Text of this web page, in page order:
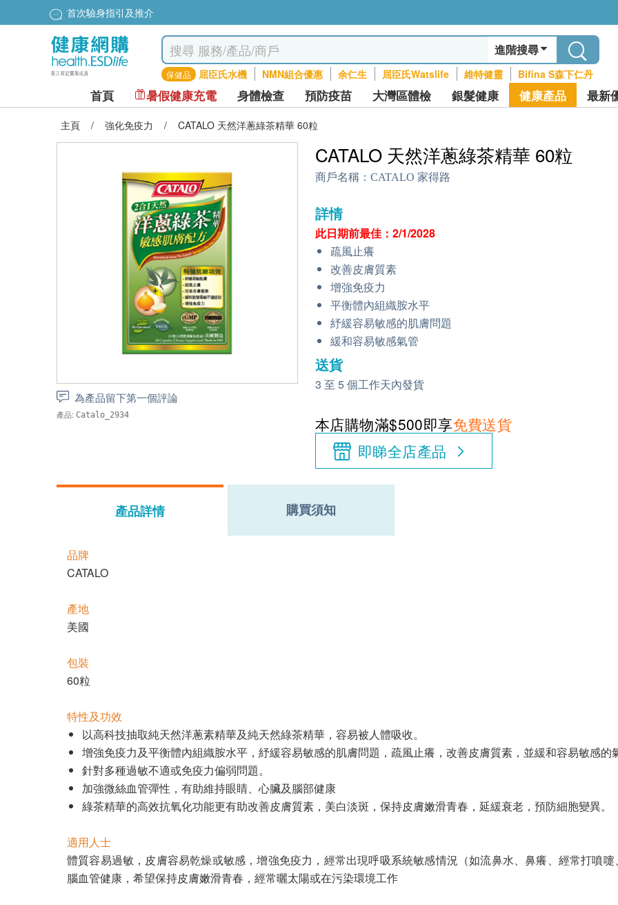
首次驗身指引及推介
進階搜尋
保健品 屈臣氏水機 NMN組合優惠 余仁生 屈臣氏Watslife 維特健靈 Bifina S森下仁丹
首頁 暑假健康充電 身體檢查 預防疫苗 大灣區體檢 銀髮健康 健康產品 最新
主頁 / 強化免疫力 / CATALO 天然洋蔥綠茶精華 60粒
為產品留下第一個評論
產品: Catalo_2934
CATALO 天然洋蔥綠茶精華 60粒
商戶名稱： CATALO 家得路
詳情
此日期前最佳：2/1/2028
疏風止癢
改善皮膚質素
增強免疫力
平衡體內組織胺水平
紓緩容易敏感的肌膚問題
緩和容易敏感氣管
送貨
3 至 5 個工作天內發貨
本店購物滿$500即享免費送貨
即睇全店產品
產品詳情 購買須知
品牌
CATALO
產地
美國
包裝
60粒
特性及功效
以高科技抽取純天然洋蔥素精華及純天然綠茶精華，容易被人體吸收。
增強免疫力及平衡體內組織胺水平，紓緩容易敏感的肌膚問題，疏風止癢，改善皮膚質素，並緩和容易敏感的
針對多種過敏不適或免疫力偏弱問題。
加強微絲血管彈性，有助維持眼睛、心臟及腦部健康
綠茶精華的高效抗氧化功能更有助改善皮膚質素，美白淡斑，保持皮膚嫩滑青春，延緩衰老，預防細胞變異。
適用人士
體質容易過敏，皮膚容易乾燥或敏感，增強免疫力，經常出現呼吸系統敏感情況（如流鼻水、鼻癢、經常打噴
腦血管健康，希望保持皮膚嫩滑青春，經常曬太陽或在污染環境工作